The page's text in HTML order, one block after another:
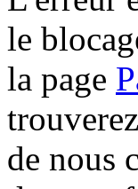
le
la page
de nous